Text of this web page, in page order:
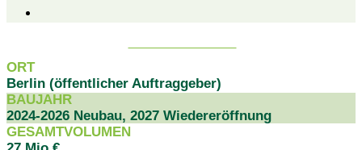
ORT
Berlin (öffentlicher Auftraggeber)
BAUJAHR
2024-2026 Neubau, 2027 Wiedereröffnung
GESAMTVOLUMEN